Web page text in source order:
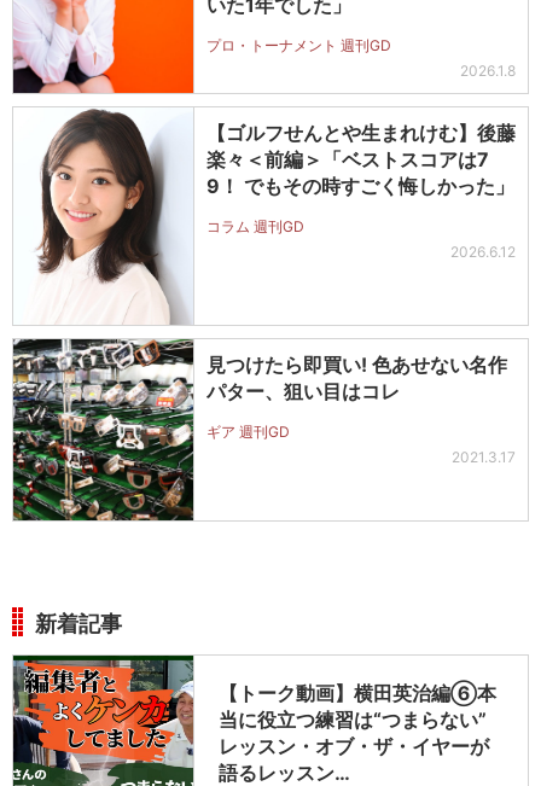
いた1年でした」
プロ・トーナメント 週刊GD
2026.1.8
【ゴルフせんとや生まれけむ】後藤
楽々＜前編＞「ベストスコアは7
9！ でもその時すごく悔しかった」
コラム 週刊GD
2026.6.12
見つけたら即買い! 色あせない名作
パター、狙い目はコレ
ギア 週刊GD
2021.3.17
新着記事
【トーク動画】横田英治編⑥本
当に役立つ練習は“つまらない”
レッスン・オブ・ザ・イヤーが
語るレッスン…